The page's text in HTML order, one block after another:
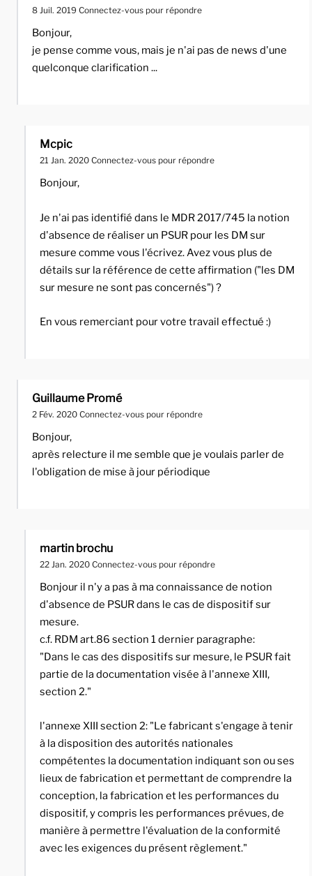
8 Juil. 2019 Connectez-vous pour répondre
Bonjour,
je pense comme vous, mais je n'ai pas de news d'une
quelconque clarification ...
Mcpic
21 Jan. 2020 Connectez-vous pour répondre
Bonjour,
Je n'ai pas identifié dans le MDR 2017/745 la notion
d'absence de réaliser un PSUR pour les DM sur
mesure comme vous l'écrivez. Avez vous plus de
détails sur la référence de cette affirmation ("les DM
sur mesure ne sont pas concernés") ?
En vous remerciant pour votre travail effectué :)
Guillaume Promé
2 Fév. 2020 Connectez-vous pour répondre
Bonjour,
après relecture il me semble que je voulais parler de
l'obligation de mise à jour périodique
martin brochu
22 Jan. 2020 Connectez-vous pour répondre
Bonjour il n'y a pas à ma connaissance de notion
d'absence de PSUR dans le cas de dispositif sur
mesure.
c.f. RDM art.86 section 1 dernier paragraphe:
"Dans le cas des dispositifs sur mesure, le PSUR fait
partie de la documentation visée à l'annexe XIII,
section 2."
l'annexe XIII section 2: "Le fabricant s'engage à tenir
à la disposition des autorités nationales
compétentes la documentation indiquant son ou ses
lieux de fabrication et permettant de comprendre la
conception, la fabrication et les performances du
dispositif, y compris les performances prévues, de
manière à permettre l'évaluation de la conformité
avec les exigences du présent règlement."